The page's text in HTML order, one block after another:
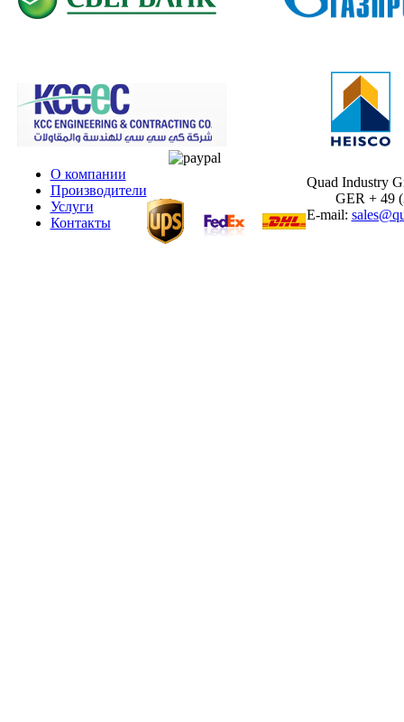
О компании
Производители
Услуги
Контакты
Quad Industry
GER + 49
E-mail: